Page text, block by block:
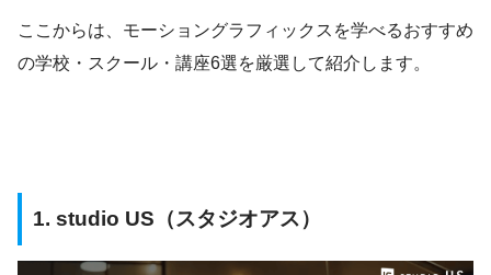
ここからは、モーショングラフィックスを学べるおすすめ
の学校・スクール・講座6選を厳選して紹介します。
1. studio US（スタジオアス）